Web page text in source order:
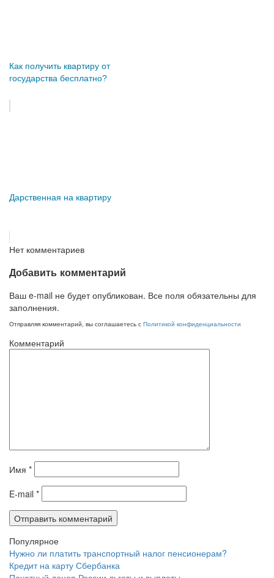
Как получить квартиру от
государства бесплатно?
Дарственная на квартиру
Нет комментариев
Добавить комментарий
Ваш e-mail не будет опубликован. Все поля обязательны для
заполнения.
Отправляя комментарий, вы соглашаетесь с Политикой конфиденциальности
Комментарий
Имя *
E-mail *
Популярное
Нужно ли платить транспортный налог пенсионерам?
Кредит на карту Сбербанка